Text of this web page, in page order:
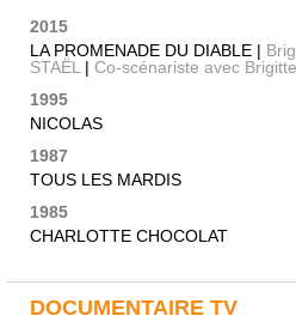
2015
LA PROMENADE DU DIABLE |
STAËL | Co-scénariste avec
1995
NICOLAS
1987
TOUS LES MARDIS
1985
CHARLOTTE CHOCOLAT
DOCUMENTAIRE TV